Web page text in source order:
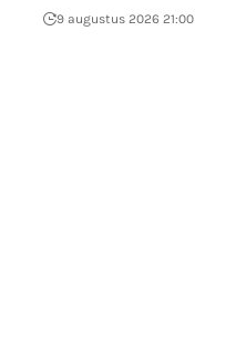
9 augustus 2026 21:00